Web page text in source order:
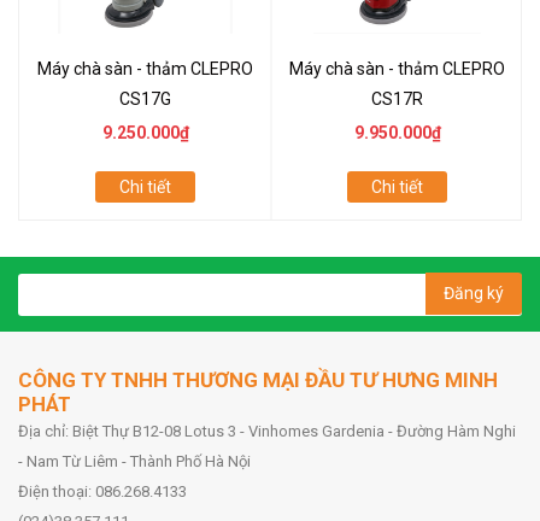
Máy chà sàn - thảm CLEPRO
CS17G
9.250.000₫
Chi tiết
Máy chà sàn - thảm CLEPRO
CS17R
9.950.000₫
Chi tiết
Đăng ký
CÔNG TY TNHH THƯƠNG MẠI ĐẦU TƯ HƯNG MINH
PHÁT
Địa chỉ: Biệt Thự B12-08 Lotus 3 - Vinhomes Gardenia - Đường Hàm Nghi
- Nam Từ Liêm - Thành Phố Hà Nội
Điện thoại: 086.268.4133